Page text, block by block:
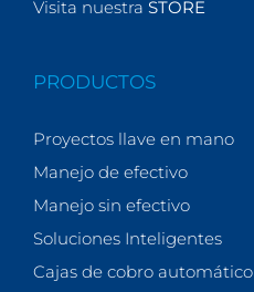
Visita nuestra STORE
PRODUCTOS
Proyectos llave en mano
Manejo de efectivo
Manejo sin efectivo
Soluciones Inteligentes
Cajas de cobro automático